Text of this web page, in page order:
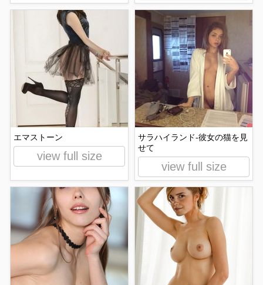
エマストーン
view full size
サラハイランド-彼女の猫を見
せて
view full size